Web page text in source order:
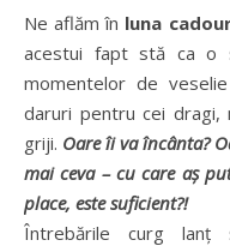
Ne aflăm în luna
acestui fapt stă ca o
momentelor de
daruri pentru cei
griji. Oare îi va încânta?
mai ceva – cu care aş
place, este suficient?!
Întrebările curg lanţ